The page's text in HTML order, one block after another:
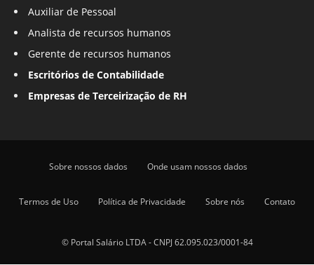
Auxiliar de Pessoal
Analista de recursos humanos
Gerente de recursos humanos
Escritórios de Contabilidade
Empresas de Terceirização de RH
Sobre nossos dados Onde usam nossos dados
Termos de Uso Política de Privacidade Sobre nós Contato
© Portal Salário LTDA - CNPJ 62.095.023/0001-84